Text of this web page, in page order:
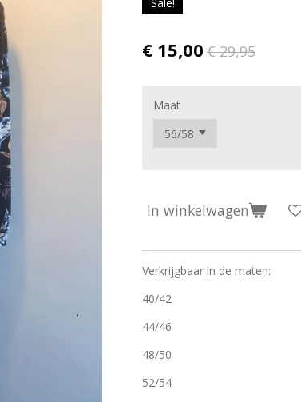
Sale!
€ 15,00 € 29,95
Maat
In winkelwagen
Verkrijgbaar in de maten:
40/42
44/46
48/50
52/54